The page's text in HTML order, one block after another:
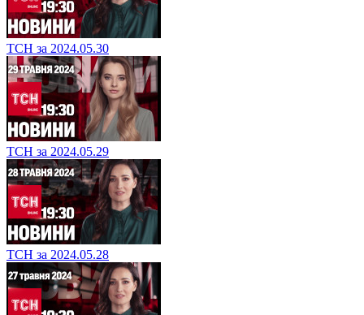
ТСН за 2024.05.30
ТСН за 2024.05.29
ТСН за 2024.05.28